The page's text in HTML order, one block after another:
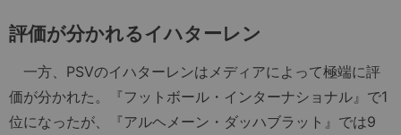
評価が分かれるイハターレン
一方、PSVのイハターレンはメディアによって極端に評
価が分かれた。『フットボール・インターナショナル』で1
位になったが、『アルヘメーン・ダッハブラット』では9